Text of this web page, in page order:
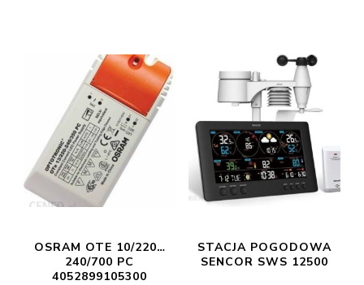
OSRAM OTE 10/220…
240/700 PC
4052899105300
STACJA POGODOWA
SENCOR SWS 12500